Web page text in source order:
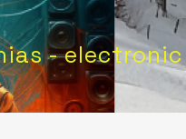
- electronic